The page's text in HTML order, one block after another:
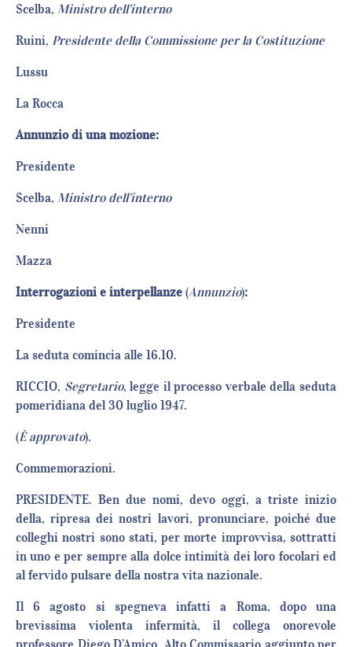
Scelba, Ministro dell’interno
Ruini, Presidente della Commissione per la Costituzione
Lussu
La Rocca
Annunzio di una mozione:
Presidente
Scelba, Ministro dell’interno
Nenni
Mazza
Interrogazioni e interpellanze (Annunzio):
Presidente
La seduta comincia alle 16.10.
RICCIO, Segretario, legge il processo verbale della seduta
pomeridiana del 30 luglio 1947.
(È approvato).
Commemorazioni.
PRESIDENTE. Ben due nomi, devo oggi, a triste inizio
della, ripresa dei nostri lavori, pronunciare, poiché due
colleghi nostri sono stati, per morte improvvisa, sottratti
in uno e per sempre alla dolce intimità dei loro focolari ed
al fervido pulsare della nostra vita nazionale.
Il 6 agosto si spegneva infatti a Roma, dopo una
brevissima violenta infermità, il collega onorevole